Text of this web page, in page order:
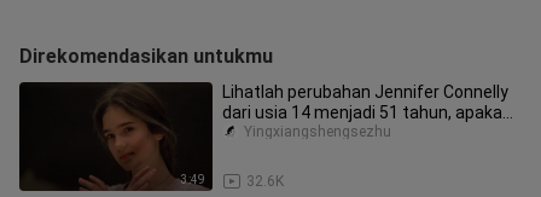
Direkomendasikan untukmu
3:49
Lihatlah perubahan Jennifer Connelly
dari usia 14 menjadi 51 tahun, apakah
ini kenikmatan penglihata
32.6K
Yingxiangshengsezhu